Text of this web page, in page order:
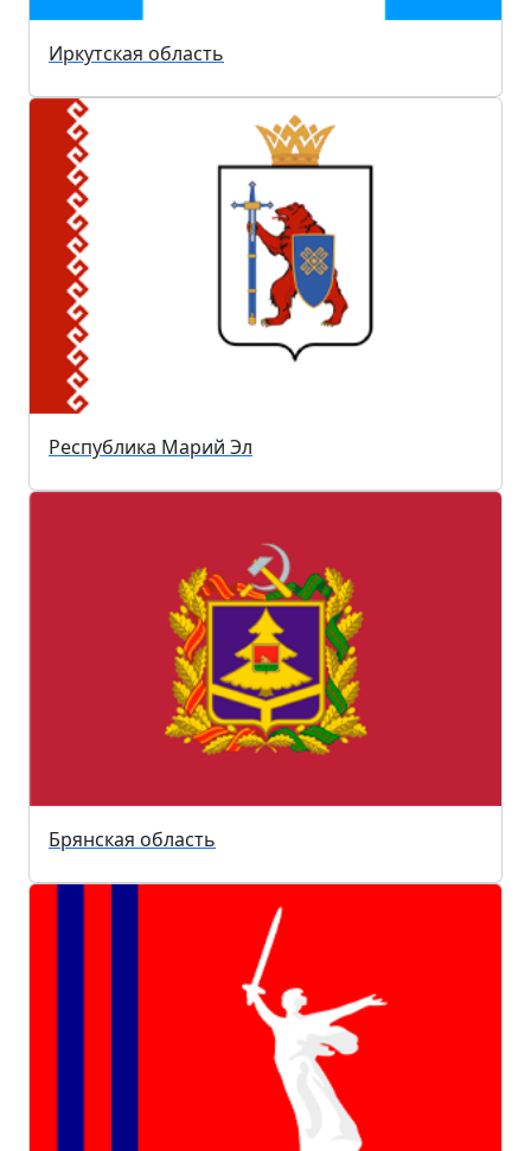
Иркутская область
Республика Марий Эл
Брянская область